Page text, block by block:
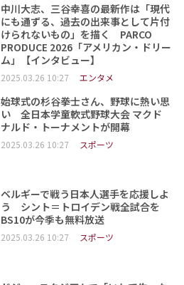
中川大志、三谷幸喜の最新作は「現代
にも通ずる、過去の出来事として片付
けられないもの」を描く PARCO
PRODUCE 2026「アメリカン・ドリー
ム」【インタビュー】
2025.03.26 10:27 エンタメ
始球式の杉谷拳士さん、野球に熱い思
い 全日本学童軟式野球大会 マクド
ナルド・トーナメントが開幕
2025.03.26 10:27 スポーツ
ベルギーで戦う日本人選手を応援しよ
う シント＝トロイデン戦全試合を
BS10が今季も無料放送
2025.03.26 10:27 スポーツ